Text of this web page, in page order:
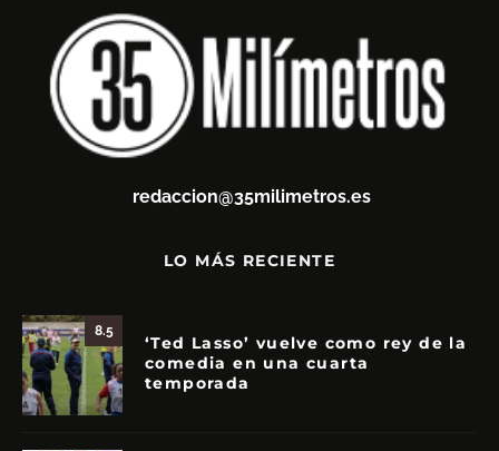
redaccion@35milimetros.es
LO MÁS RECIENTE
8.5
‘Ted Lasso’ vuelve como rey de la
comedia en una cuarta
temporada